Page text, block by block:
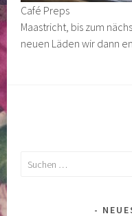
Café Preps
Maastricht, bis zum
neuen Läden wir dann
Suchen